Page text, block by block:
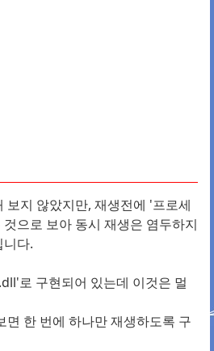
보지 않았지만, 재생전에 '프로세
으로 보아 동시 재생은 염두하지
다.
로 구현되어 있는데 이것은 멀
면 한 번에 하나만 재생하도록 구